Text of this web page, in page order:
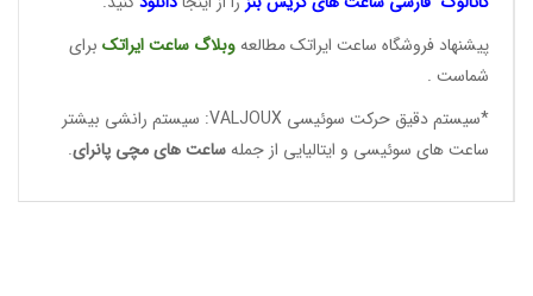
پیشنهاد فروشگاه ساعت ایراتک مطالعهوبلاگ ساعتایراتک برای
شماست .
*سیستم دقیق حرکت سوئیسی VALJOUX: سیستم رانشی بیشتر
ساعت های سوئیسی و ایتالیایی از جملهساعت های مچی پانرای.